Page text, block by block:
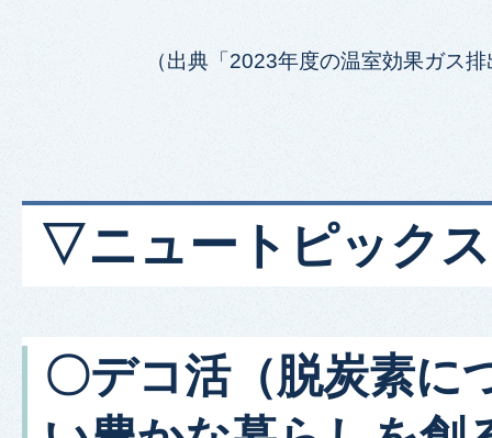
（出典「2023年度の温室効果ガス
▽ニュートピックス
〇デコ活（脱炭素に